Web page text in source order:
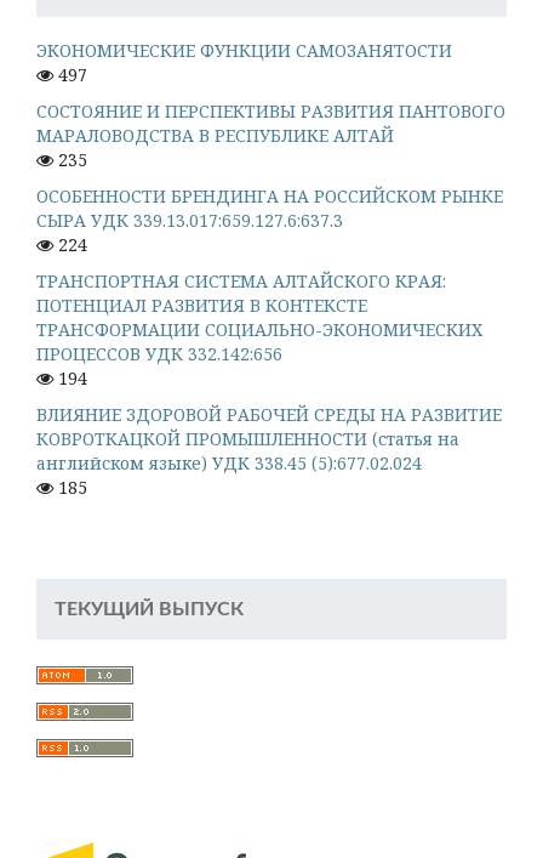
ЭКОНОМИЧЕСКИЕ ФУНКЦИИ САМОЗАНЯТОСТИ
497
СОСТОЯНИЕ И ПЕРСПЕКТИВЫ РАЗВИТИЯ ПАНТОВОГО
МАРАЛОВОДСТВА В РЕСПУБЛИКЕ АЛТАЙ
235
ОСОБЕННОСТИ БРЕНДИНГА НА РОССИЙСКОМ РЫНКЕ
СЫРА УДК 339.13.017:659.127.6:637.3
224
ТРАНСПОРТНАЯ СИСТЕМА АЛТАЙСКОГО КРАЯ:
ПОТЕНЦИАЛ РАЗВИТИЯ В КОНТЕКСТЕ
ТРАНСФОРМАЦИИ СОЦИАЛЬНО-ЭКОНОМИЧЕСКИХ
ПРОЦЕССОВ УДК 332.142:656
194
ВЛИЯНИЕ ЗДОРОВОЙ РАБОЧЕЙ СРЕДЫ НА РАЗВИТИЕ
КОВРОТКАЦКОЙ ПРОМЫШЛЕННОСТИ (статья на
английском языке) УДК 338.45 (5):677.02.024
185
ТЕКУЩИЙ ВЫПУСК